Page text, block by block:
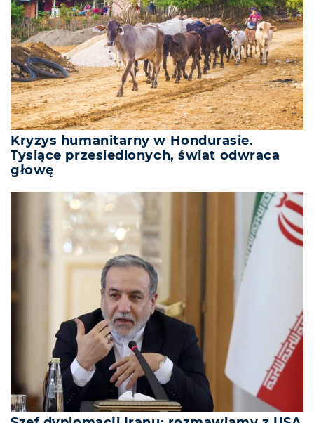
Kryzys humanitarny w Hondurasie.
Tysiące przesiedlonych, świat odwraca
głowę